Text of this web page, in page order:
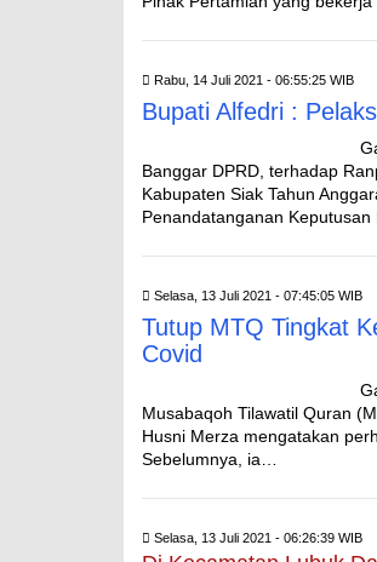
Rabu, 14 Juli 2021 - 06:55:25 WIB
Bupati Alfedri :
Banggar DPRD, terhadap
Kabupaten Siak Tahun
Penandatanganan
Selasa, 13 Juli 2021 - 07:45:05 WIB
Tutup MTQ Tingkat
Covid
Musabaqoh Tilawatil Quran
Husni Merza mengatakan
Sebelumnya, ia…
Selasa, 13 Juli 2021 - 06:26:39 WIB